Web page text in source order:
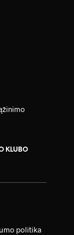
KLUBO
politika